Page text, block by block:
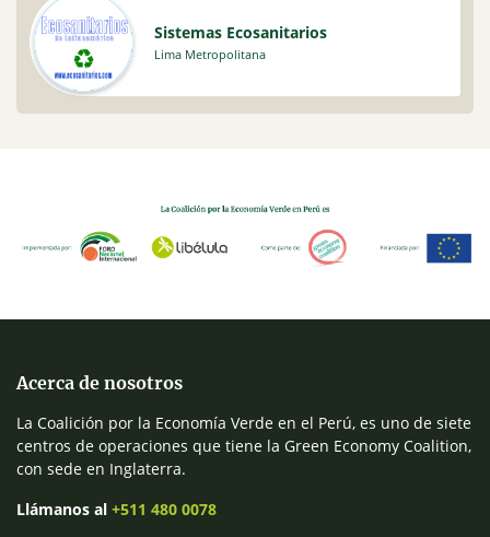
Sistemas Ecosanitarios
Lima Metropolitana
Acerca de nosotros
La Coalición por la Economía Verde en el Perú, es uno de siete
centros de operaciones que tiene la Green Economy Coalition,
con sede en Inglaterra.
Llámanos al +511 480 0078